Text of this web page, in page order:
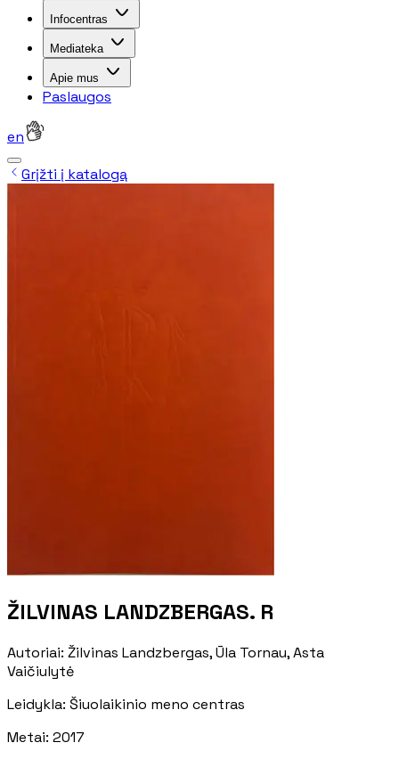
Infocentras
Mediateka
Apie mus
Paslaugos
en
Grįžti į katalogą
ŽILVINAS LANDZBERGAS. R
Autoriai: Žilvinas Landzbergas, Ūla Tornau, Asta
Vaičiulytė
Leidykla: Šiuolaikinio meno centras
Metai: 2017